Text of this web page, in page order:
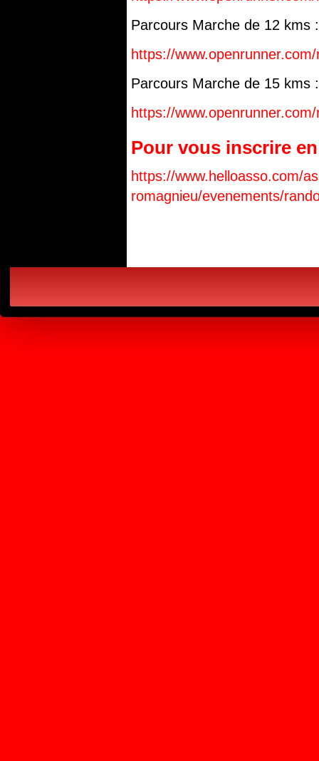
Parcours Marche de 12 kms :
https://
Parcours Marche de 15 kms :
https://
Pour vous inscrire
https://www.helloasso.com/
romagnieu/evenements/